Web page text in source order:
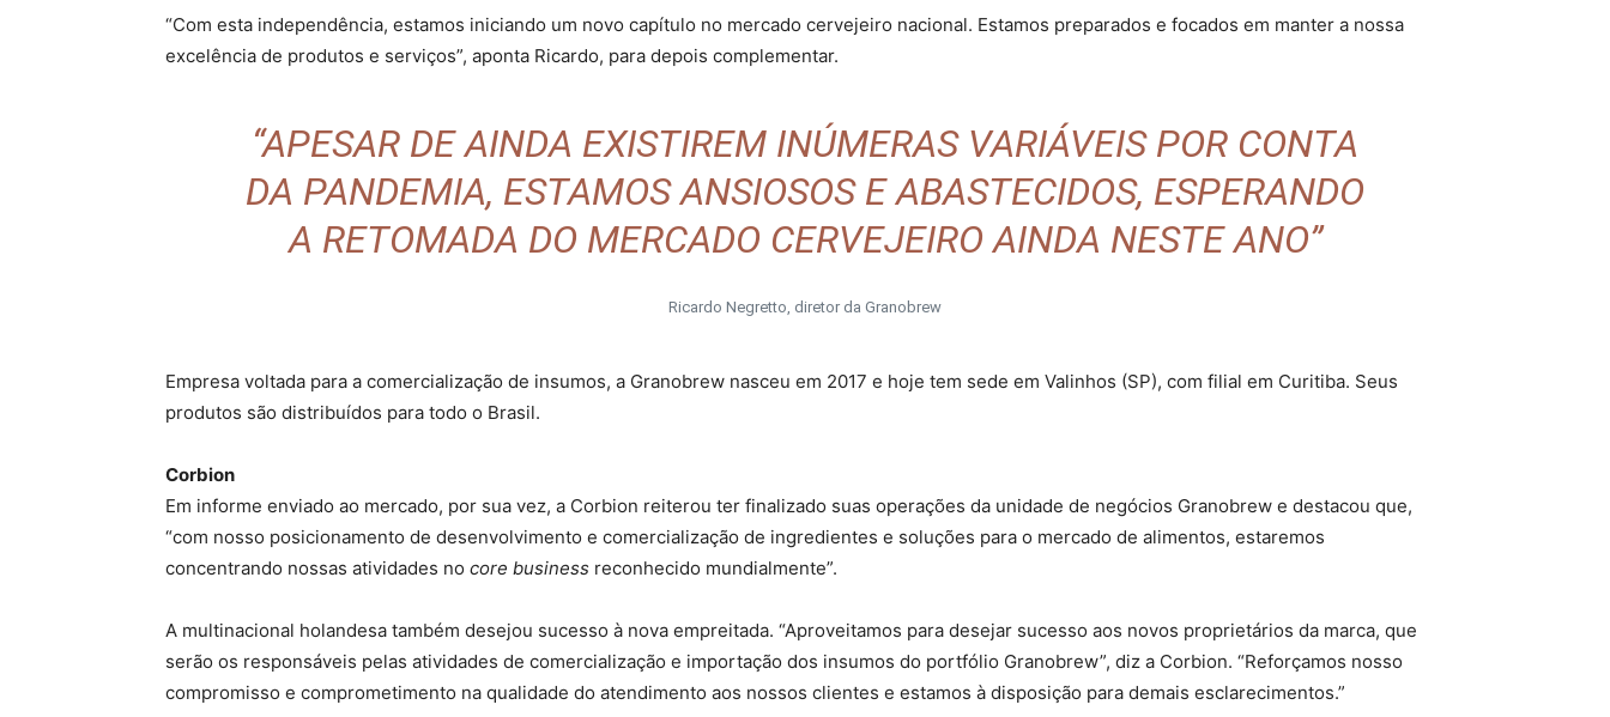
“Com esta independência, estamos iniciando um novo capítulo no mercado cervejeiro nacional. Estamos preparados e focados em manter a nossa
excelência de produtos e serviços”, aponta Ricardo, para depois complementar.
“APESAR DE AINDA EXISTIREM INÚMERAS VARIÁVEIS POR CONTA
DA PANDEMIA, ESTAMOS ANSIOSOS E ABASTECIDOS, ESPERANDO
A RETOMADA DO MERCADO CERVEJEIRO AINDA NESTE ANO”
Ricardo Negretto, diretor da Granobrew
Empresa voltada para a comercialização de insumos, a Granobrew nasceu em 2017 e hoje tem sede em Valinhos (SP), com filial em Curitiba. Seus
produtos são distribuídos para todo o Brasil.
Corbion
Em informe enviado ao mercado, por sua vez, a Corbion reiterou ter finalizado suas operações da unidade de negócios Granobrew e destacou que,
“com nosso posicionamento de desenvolvimento e comercialização de ingredientes e soluções para o mercado de alimentos, estaremos
concentrando nossas atividades no core business reconhecido mundialmente”.
A multinacional holandesa também desejou sucesso à nova empreitada. “Aproveitamos para desejar sucesso aos novos proprietários da marca, que
serão os responsáveis pelas atividades de comercialização e importação dos insumos do portfólio Granobrew”, diz a Corbion. “Reforçamos nosso
compromisso e comprometimento na qualidade do atendimento aos nossos clientes e estamos à disposição para demais esclarecimentos.”